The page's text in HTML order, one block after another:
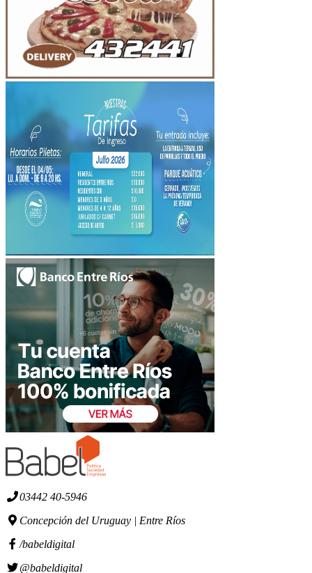
03442 40-5946
Concepción del Uruguay | Entre Ríos
/babeldigital
@babeldigital